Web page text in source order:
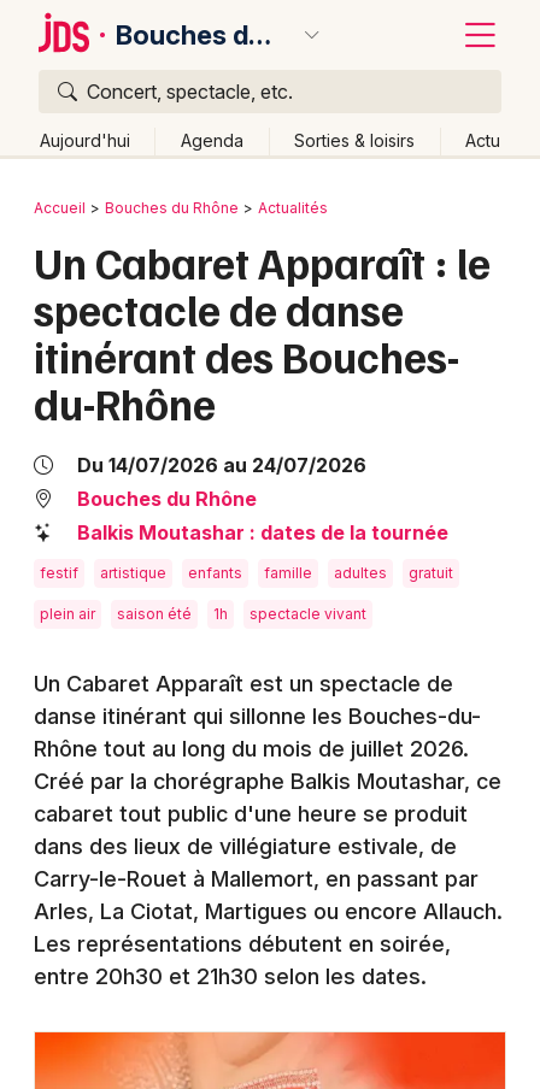
Bouches du Rhône
Concert, spectacle, etc.
Aujourd'hui Agenda Sorties & loisirs Actu
Publier un événement
Grands événements
Activité & Expérience
Manifestations
Foires & salons
Spectacles
Sports
Soirées
Sorties famille
Expos
Sorties & loisirs
Bordeaux
Colmar
Lille
Lyon
Marseille
Mulhouse
Montpellier
Paris
Strasbourg
Toulouse
Toutes les villes
Retour
Accueil Bouches du Rhône Actualités
Un Cabaret Apparaît : le
spectacle de danse
itinérant des Bouches-
du-Rhône
Du 14/07/2026 au 24/07/2026
Bouches du Rhône
Balkis Moutashar : dates de la tournée
festif artistique enfants famille adultes gratuit
plein air saison été 1h spectacle vivant
Un Cabaret Apparaît est un spectacle de
danse itinérant qui sillonne les Bouches-du-
Rhône tout au long du mois de juillet 2026.
Créé par la chorégraphe Balkis Moutashar, ce
cabaret tout public d'une heure se produit
dans des lieux de villégiature estivale, de
Carry-le-Rouet à Mallemort, en passant par
Arles, La Ciotat, Martigues ou encore Allauch.
Les représentations débutent en soirée,
entre 20h30 et 21h30 selon les dates.
Quoi ?
Où ?
Partout
Près de moi Changer de lieu
Quand ?
Effacer les dates
Aujourd'hui
Demain Ce week-end Autre